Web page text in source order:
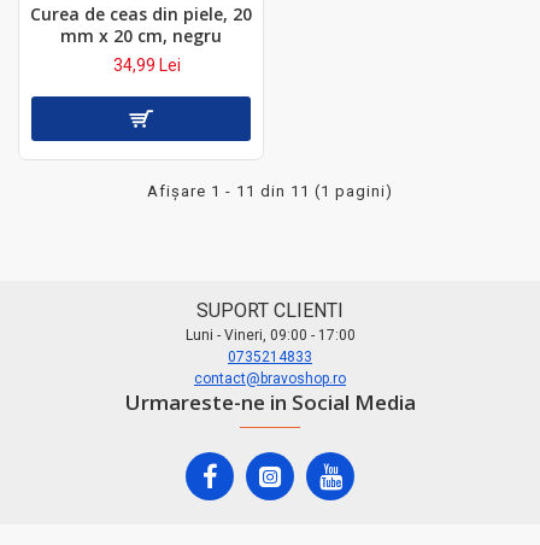
Curea de ceas din piele, 20
mm x 20 cm, negru
34,99 Lei
Afişare 1 - 11 din 11 (1 pagini)
SUPORT CLIENTI
Luni - Vineri, 09:00 - 17:00
0735214833
contact@bravoshop.ro
Urmareste-ne in Social Media